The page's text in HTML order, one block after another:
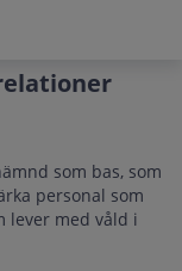
som bas, som
personal som
lever med våld i